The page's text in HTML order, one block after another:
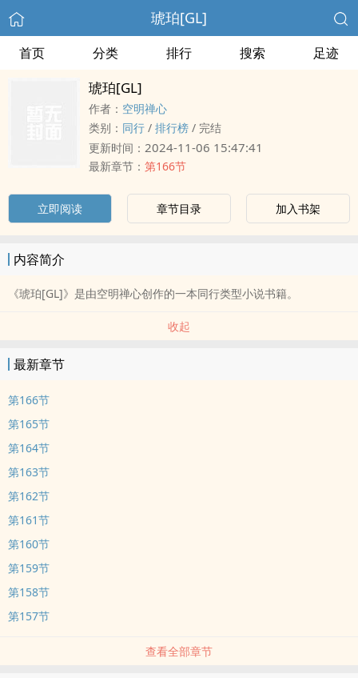
琥珀[GL]
首页 分类 排行 搜索 足迹
琥珀[GL]
作者： 空明禅心
类别： 同行 / 排行榜 / 完结
更新时间： 2024-11-06 15:47:41
最新章节： 第166节
立即阅读 章节目录 加入书架
内容简介
《琥珀[GL]》是由空明禅心创作的一本同行类型小说书籍。
收起
最新章节
第166节
第165节
第164节
第163节
第162节
第161节
第160节
第159节
第158节
第157节
查看全部章节